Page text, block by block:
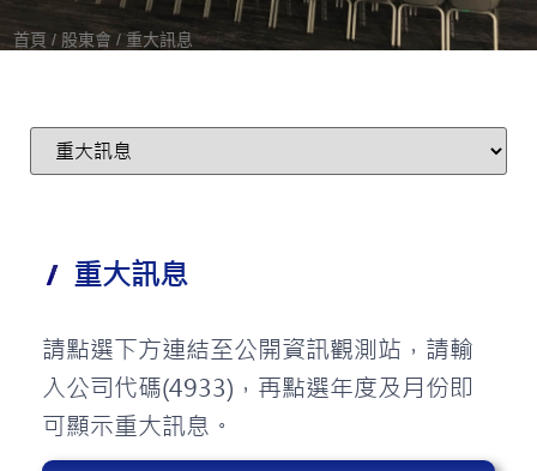
首頁 / 股東會 / 重大訊息
重大訊息
請點選下方連結至公開資訊觀測站，請輸
入公司代碼(4933)，再點選年度及月份即
可顯示重大訊息。